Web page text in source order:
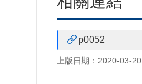
p0052
上版日期：2020-03-20